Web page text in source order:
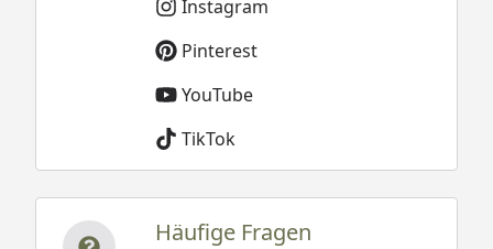
Instagram
Pinterest
YouTube
TikTok
Häufige Fragen